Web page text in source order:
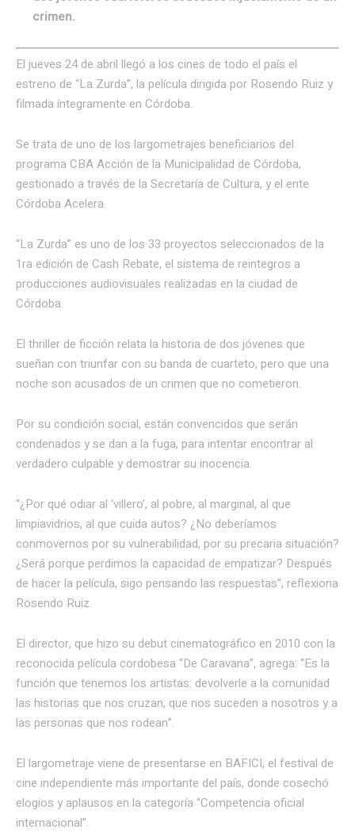
crimen.
El jueves 24 de abril llegó a los cines de todo el país el
estreno de “La Zurda”, la película dirigida por Rosendo Ruiz y
filmada íntegramente en Córdoba.
Se trata de uno de los largometrajes beneficiarios del
programa CBA Acción de la Municipalidad de Córdoba,
gestionado a través de la Secretaría de Cultura, y el ente
Córdoba Acelera.
“La Zurda” es uno de los 33 proyectos seleccionados de la
1ra edición de Cash Rebate, el sistema de reintegros a
producciones audiovisuales realizadas en la ciudad de
Córdoba.
El thriller de ficción relata la historia de dos jóvenes que
sueñan con triunfar con su banda de cuarteto, pero que una
noche son acusados de un crimen que no cometieron.
Por su condición social, están convencidos que serán
condenados y se dan a la fuga, para intentar encontrar al
verdadero culpable y demostrar su inocencia.
“¿Por qué odiar al ‘villero’, al pobre, al marginal, al que
limpiavidrios, al que cuida autos? ¿No deberíamos
conmovernos por su vulnerabilidad, por su precaria situación?
¿Será porque perdimos la capacidad de empatizar? Después
de hacer la película, sigo pensando las respuestas”, reflexiona
Rosendo Ruiz.
El director, que hizo su debut cinematográfico en 2010 con la
reconocida película cordobesa “De Caravana”, agrega: “Es la
función que tenemos los artistas: devolverle a la comunidad
las historias que nos cruzan, que nos suceden a nosotros y a
las personas que nos rodean”.
El largometraje viene de presentarse en BAFICI, el festival de
cine independiente más importante del país, donde cosechó
elogios y aplausos en la categoría “Competencia oficial
internacional”.